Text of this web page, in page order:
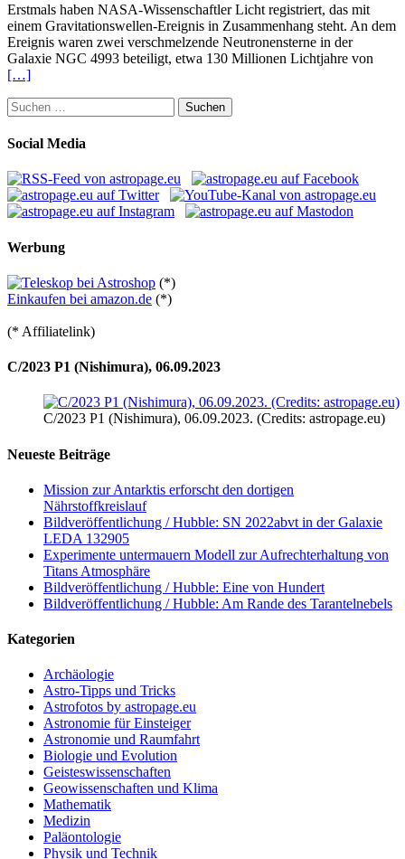
Erstmals haben NASA-Wissenschaftler Licht registriert, das mit
einem Gravitationswellen-Ereignis in Zusammenhang steht. An dem
Ereignis waren zwei verschmelzende Neutronensterne in der
Galaxie NGC 4993 beteiligt, etwa 130 Millionen Lichtjahre von
[…]
Suchen
nach:
Social Media
Werbung
(*)
Einkaufen bei amazon.de (*)
(* Affiliatelink)
C/2023 P1 (Nishimura), 06.09.2023
C/2023 P1 (Nishimura), 06.09.2023. (Credits: astropage.eu)
Neueste Beiträge
Mission zur Antarktis erforscht den dortigen
Nährstoffkreislauf
Bildveröffentlichung / Hubble: SN 2022abvt in der Galaxie
LEDA 132905
Experimente untermauern Modell zur Aufrechterhaltung von
Titans Atmosphäre
Bildveröffentlichung / Hubble: Eine von Hundert
Bildveröffentlichung / Hubble: Am Rande des Tarantelnebels
Kategorien
Archäologie
Astro-Tipps und Tricks
Astrofotos by astropage.eu
Astronomie für Einsteiger
Astronomie und Raumfahrt
Biologie und Evolution
Geisteswissenschaften
Geowissenschaften und Klima
Mathematik
Medizin
Paläontologie
Physik und Technik